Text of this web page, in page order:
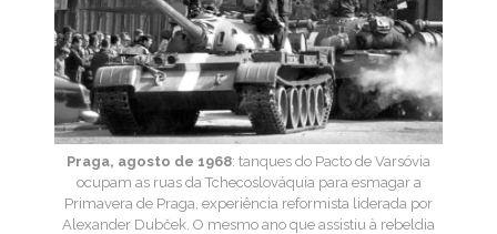
Praga, agosto de 1968: tanques do Pacto de Varsóvia
ocupam as ruas da Tchecoslováquia para esmagar a
Primavera de Praga, experiência reformista liderada por
Alexander Dubček. O mesmo ano que assistiu à rebeldia